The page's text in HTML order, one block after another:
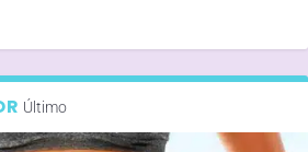
Último